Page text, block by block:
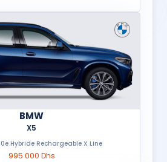
BMW
X5
Hybride Rechargeable X Line
995 000 Dhs